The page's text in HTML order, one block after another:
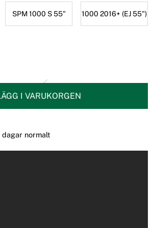
SPM 1000 S 55" 1000 2016+ (EJ 55")
I VARUKORGEN
dagar normalt